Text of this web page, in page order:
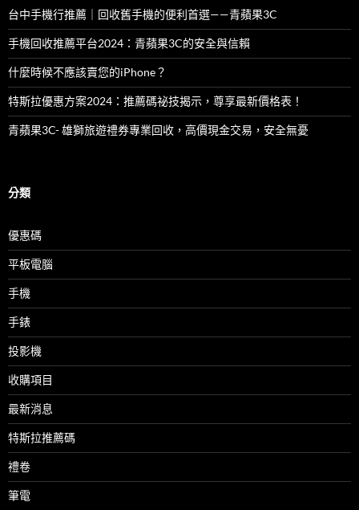
台中手機行推薦｜回收舊手機的便利首選——青蘋果3C
手機回收推薦平台2024：青蘋果3C的安全與信賴
什麼時候不應該賣您的iPhone？
特斯拉優惠方案2024：推薦碼祕技揭示，尊享最新價格表！
青蘋果3C- 雄獅旅遊禮券專業回收，高價現金交易，安全無憂
分類
優惠碼
平板電腦
手機
手錶
投影機
收購項目
最新消息
特斯拉推薦碼
禮卷
筆電